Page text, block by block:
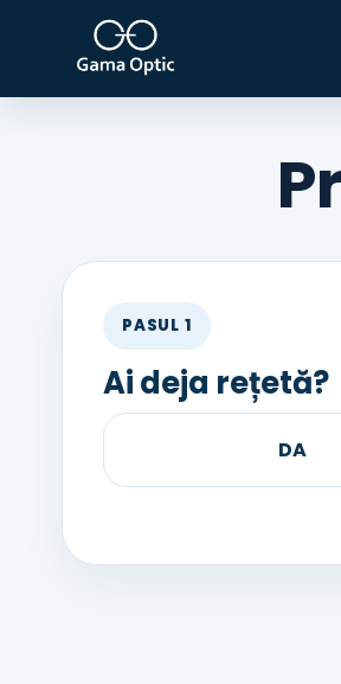
PASUL 1
Ai deja rețetă?
DA